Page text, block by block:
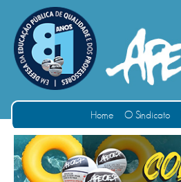
Home O Sindicato